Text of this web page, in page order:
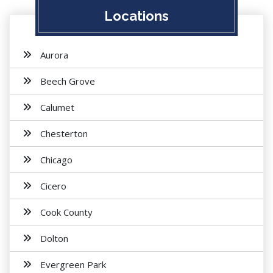
Locations
Aurora
Beech Grove
Calumet
Chesterton
Chicago
Cicero
Cook County
Dolton
Evergreen Park